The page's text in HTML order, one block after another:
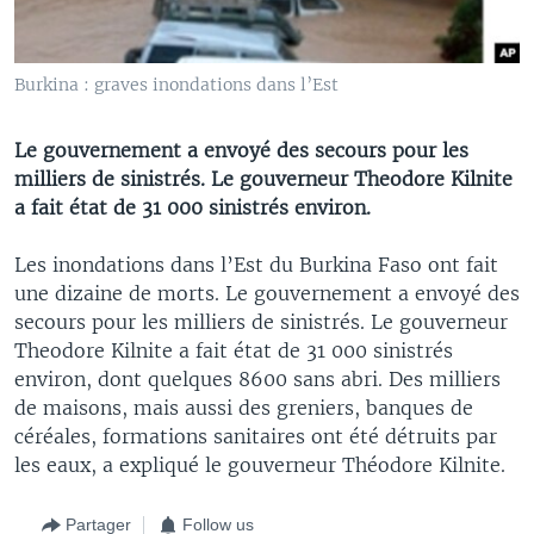
Burkina : graves inondations dans l’Est
Le gouvernement a envoyé des secours pour les
milliers de sinistrés. Le gouverneur Theodore Kilnite
a fait état de 31 000 sinistrés environ.
Les inondations dans l’Est du Burkina Faso ont fait
une dizaine de morts. Le gouvernement a envoyé des
secours pour les milliers de sinistrés. Le gouverneur
Theodore Kilnite a fait état de 31 000 sinistrés
environ, dont quelques 8600 sans abri. Des milliers
de maisons, mais aussi des greniers, banques de
céréales, formations sanitaires ont été détruits par
les eaux, a expliqué le gouverneur Théodore Kilnite.
Partager Follow us